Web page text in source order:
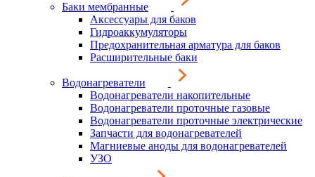
Баки мембранные
Аксессуары для баков
Гидроаккумуляторы
Предохранительная арматура для баков
Расширительные баки
Водонагреватели
Водонагреватели накопительные
Водонагреватели проточные газовые
Водонагреватели проточные электрические
Запчасти для водонагревателей
Магниевые аноды для водонагревателей
УЗО